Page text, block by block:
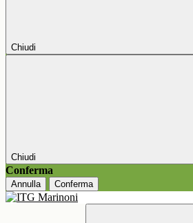
Chiudi
Chiudi
Conferma
Annulla Conferma